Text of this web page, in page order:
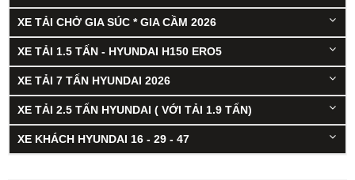
XE TẢI CHỞ GIA SÚC * GIA CẦM 2026
XE TẢI 1.5 TẤN - HYUNDAI H150 ERO5
XE TẢI 7 TẤN HYUNDAI 2026
XE TẢI 2.5 TẤN HYUNDAI ( VỚI TẢI 1.9 TẤN)
XE KHÁCH HYUNDAI 16 - 29 - 47